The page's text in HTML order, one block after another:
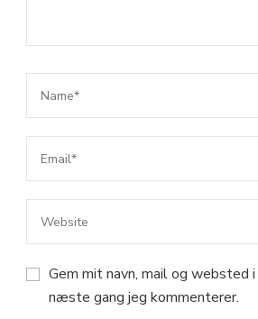
Gem mit navn, mail og websted
næste gang jeg kommenterer.